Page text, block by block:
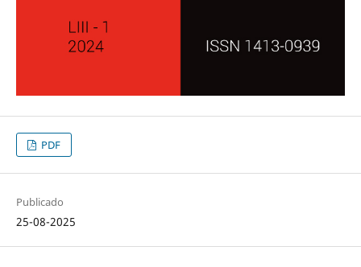
PDF
Publicado
25-08-2025